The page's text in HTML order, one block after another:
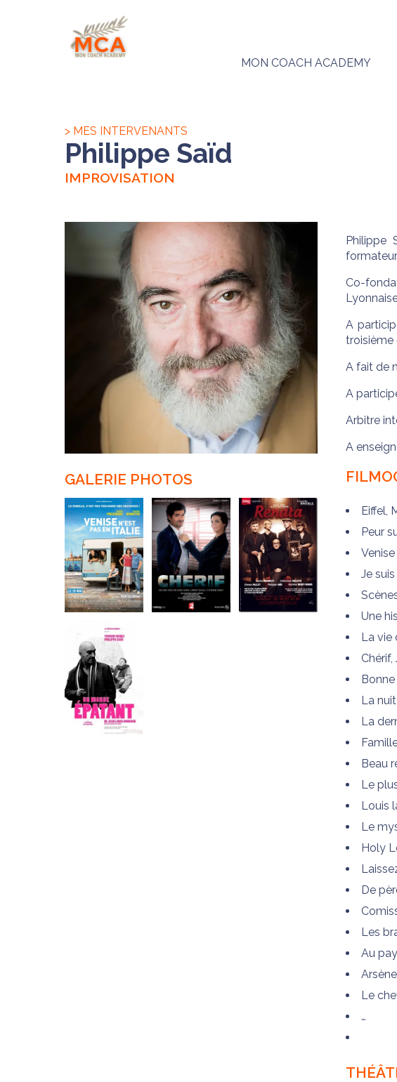
MON COACH ACADEMY
> MES INTERVENANTS
Philippe Saïd
IMPROVISATION
GALERIE PHOTOS
Philippe
formateur.
​Co-
A
troisième
A fait de
A
Arbitre
A
Eiffel,
Peur
Je
Une
La vie
Chérif,
Bonne
La
La
Beau
Le
Louis
Le
Holy
De
Les
Au
Le
…